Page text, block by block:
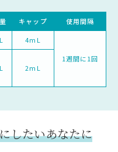
キャップ 使用間隔
4mL
1週間に1回
2mL
したいあなたに